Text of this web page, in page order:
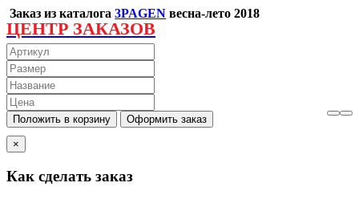
Заказ из каталога3PAGEN весна-лето 2018
ЦЕНТР ЗАКАЗОВ
×
Как сделать заказ